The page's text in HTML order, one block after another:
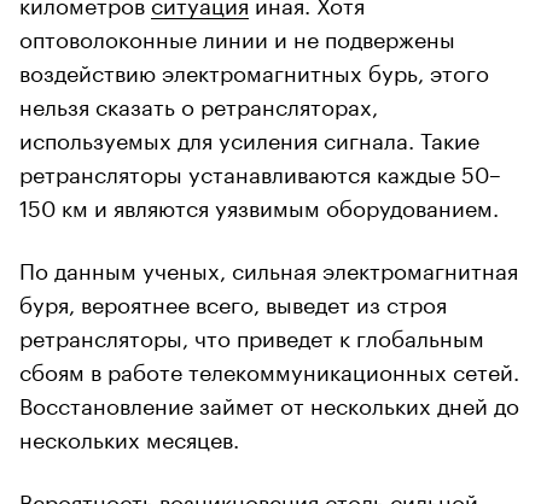
оптоволоконные линии и не подвержены
воздействию электромагнитных бурь, этого
нельзя сказать о ретрансляторах,
используемых для усиления сигнала. Такие
ретрансляторы устанавливаются каждые 50–
150 км и являются уязвимым оборудованием.
По данным ученых, сильная электромагнитная
буря, вероятнее всего, выведет из строя
ретрансляторы, что приведет к глобальным
сбоям в работе телекоммуникационных сетей.
Восстановление займет от нескольких дней до
нескольких месяцев.